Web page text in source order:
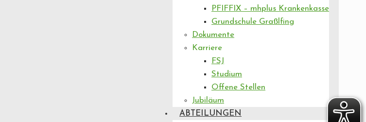
PFIFFIX – mhplus Krankenkasse
Grundschule Graßlfing
Dokumente
Karriere
FSJ
Studium
Offene Stellen
Jubiläum
ABTEILUNGEN